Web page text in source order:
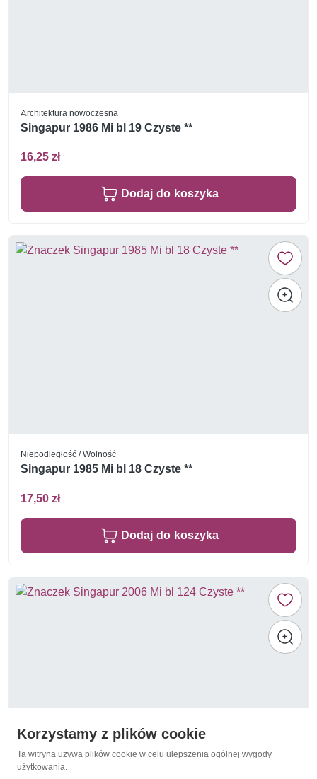
Architektura nowoczesna
Singapur 1986 Mi bl 19 Czyste **
16,25 zł
Dodaj do koszyka
Niepodległość / Wolność
Singapur 1985 Mi bl 18 Czyste **
17,50 zł
Dodaj do koszyka
Korzystamy z plików cookie
Ta witryna używa plików cookie w celu ulepszenia ogólnej wygody
użytkowania.